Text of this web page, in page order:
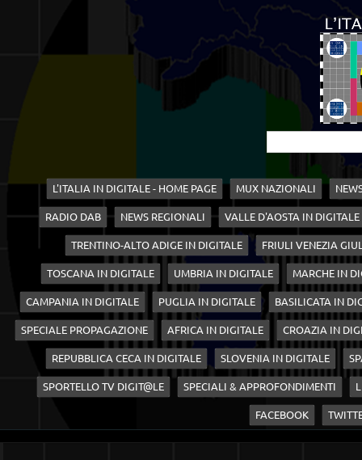
L'ITALIA IN DIGITALE - HOME PAGE MUX NAZIONALI
RADIO DAB NEWS REGIONALI VALLE D'AOSTA IN DIGITALE
TRENTINO-ALTO ADIGE IN DIGITALE FRIULI VENEZIA
TOSCANA IN DIGITALE UMBRIA IN DIGITALE MARCHE IN
CAMPANIA IN DIGITALE PUGLIA IN DIGITALE BASILICATA IN
SPECIALE PROPAGAZIONE AFRICA IN DIGITALE CROAZIA IN
REPUBBLICA CECA IN DIGITALE SLOVENIA IN DIGITALE
SPORTELLO TV DIGIT@LE SPECIALI & APPROFONDIMENTI
FACEBOOK